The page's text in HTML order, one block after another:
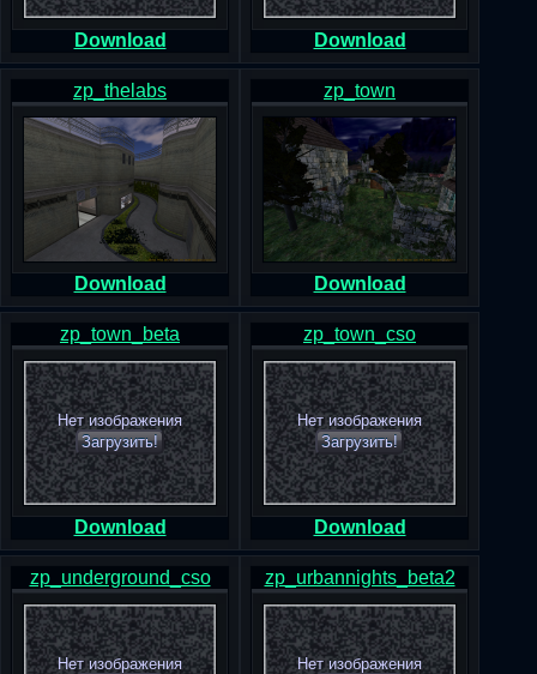
Download Download
zp_thelabs
Download
zp_town
Download
zp_town_beta
Нет изображения
Загрузить!
Download
zp_town_cso
Нет изображения
Загрузить!
Download
zp_underground_cso
Нет изображения
zp_urbannights_beta2
Нет изображения